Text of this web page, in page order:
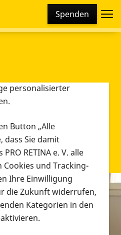
Spenden
Cookies und
Cookies und
personalisierter
Button „Alle
dass Sie damit
RETINA e. V. alle
und Tracking-
Ihre Einwilligung
die Zukunft widerrufen,
Kategorien in den